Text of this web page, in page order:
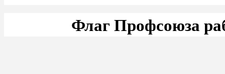
Флаг Профсоюза